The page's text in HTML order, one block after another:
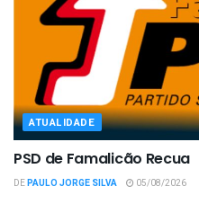
ATUALIDADE
PSD de Famalicão Recua
DEPAULO JORGE SILVA 05/08/2026